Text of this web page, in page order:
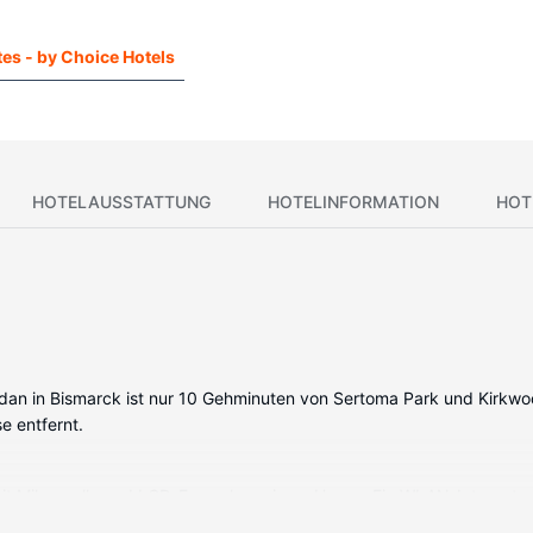
- by Choice Hotels
HOTELAUSSTATTUNG HOTELINFORMATION
in Bismarck ist nur 10 Gehminuten von Sertoma Park und
entfernt.